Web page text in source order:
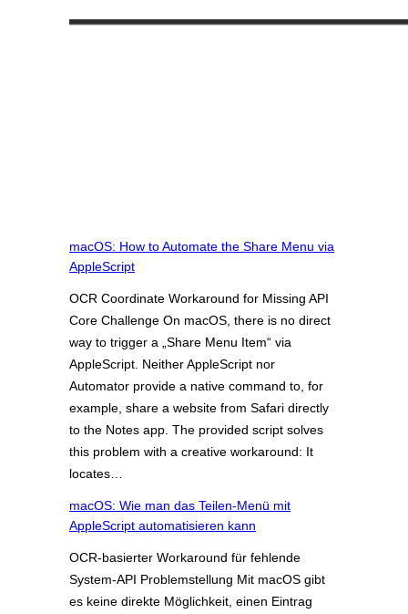
macOS: How to Automate the Share Menu via
AppleScript
OCR Coordinate Workaround for Missing API
Core Challenge On macOS, there is no direct
way to trigger a „Share Menu Item“ via
AppleScript. Neither AppleScript nor
Automator provide a native command to, for
example, share a website from Safari directly
to the Notes app. The provided script solves
this problem with a creative workaround: It
locates…
macOS: Wie man das Teilen-Menü mit
AppleScript automatisieren kann
OCR-basierter Workaround für fehlende
System-API Problemstellung Mit macOS gibt
es keine direkte Möglichkeit, einen Eintrag